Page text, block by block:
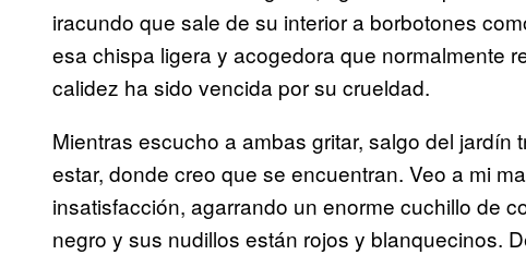
iracundo que sale de su interior a borbotones
esa chispa ligera y acogedora que normalmente
calidez ha sido vencida por su crueldad.
Mientras escucho a ambas gritar, salgo del jardín
estar, donde creo que se encuentran. Veo a mi
insatisfacción, agarrando un enorme cuchillo de
negro y sus nudillos están rojos y blanquecinos.